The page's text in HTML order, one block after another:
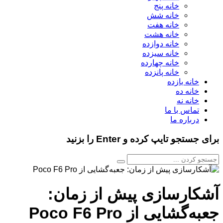
خانه پنج
خانه شش
خانه هفت
خانه هشت
خانه دوازده
خانه سیزده
خانه چهارده
خانه پانزده
خانه یازده
خانه ده
خانه نه
تماس با ما
درباره ما
برای جستجو تایپ کرده و Enter را بزنید
آشکارسازی پیش از زمان:
جعبه‌گشایی از Poco F6 Pro